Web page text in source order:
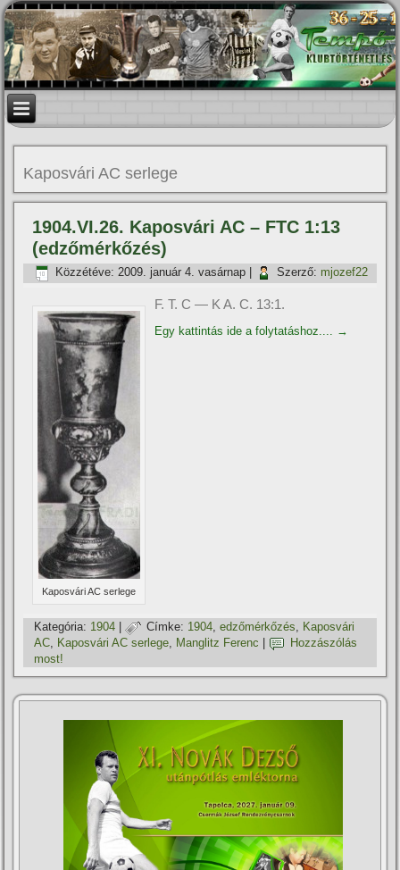
Kaposvári AC serlege
1904.VI.26. Kaposvári AC – FTC 1:13
(edzőmérkőzés)
Közzétéve: 2009. január 4. vasárnap Szerző: mjozef22
Kaposvári AC serlege
F. T. C — K A. C. 13:1.
Egy kattintás ide a folytatáshoz.... →
Kategória: 1904 Címke: 1904 ,edzőmérkőzés
Kaposvári
AC
Kaposvári AC serlege Manglitz Ferenc
Hozzászólás
most!